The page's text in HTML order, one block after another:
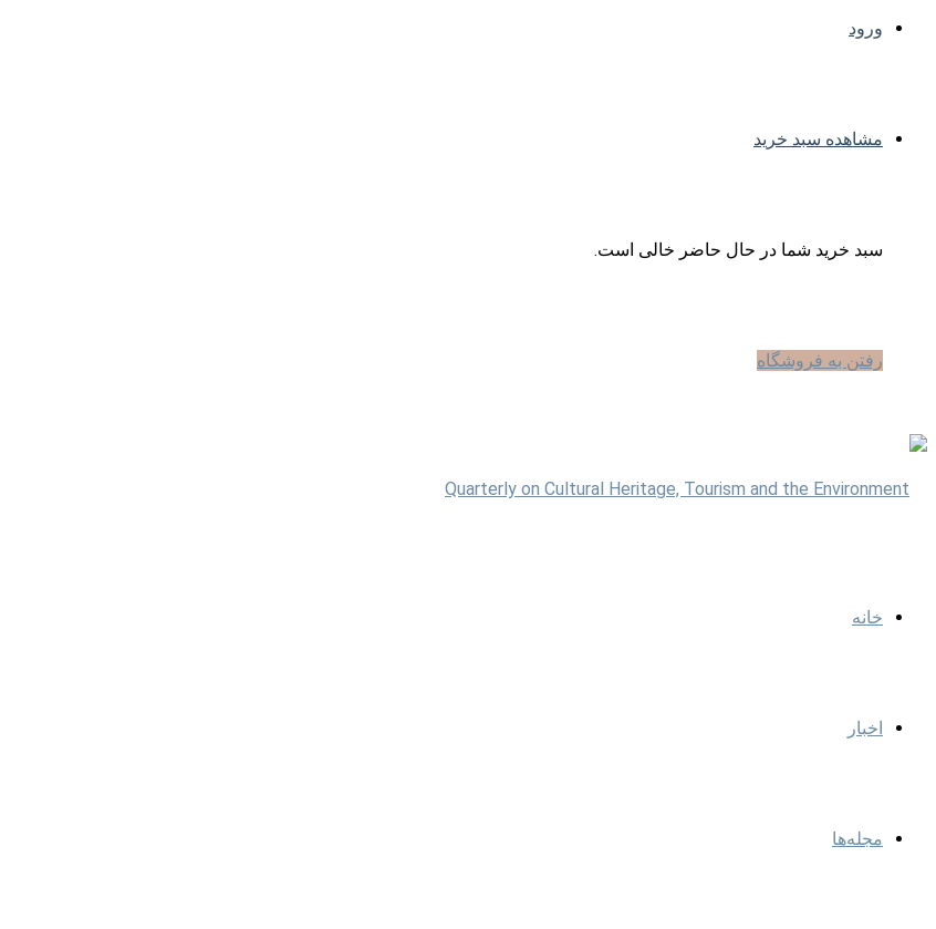
ورود
مشاهده سبد خرید
سبد خرید شما در حال حاضر خالی است.
رفتن به فروشگاه
خانه
اخبار
مجله‌ها